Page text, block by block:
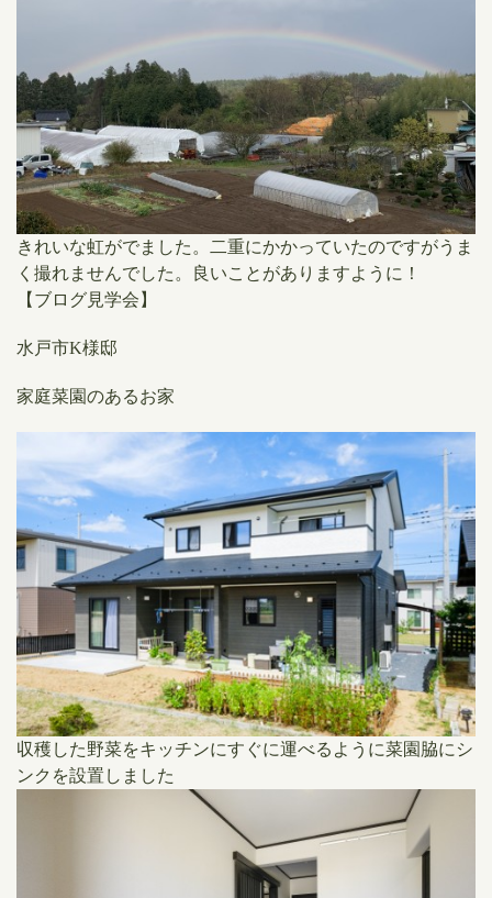
きれいな虹がでました。二重にかかっていたのですがうま
く撮れませんでした。良いことがありますように！
【ブログ見学会】
水戸市K様邸
家庭菜園のあるお家
収穫した野菜をキッチンにすぐに運べるように菜園脇にシ
ンクを設置しました